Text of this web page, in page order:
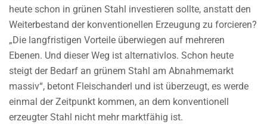
heute schon in grünen Stahl investieren sollte, anstatt den
Weiterbestand der konventionellen Erzeugung zu forcieren?
„Die langfristigen Vorteile überwiegen auf mehreren
Ebenen. Und dieser Weg ist alternativlos. Schon heute
steigt der Bedarf an grünem Stahl am Abnahmemarkt
massiv“, betont Fleischanderl und ist überzeugt, es werde
einmal der Zeitpunkt kommen, an dem konventionell
erzeugter Stahl nicht mehr marktfähig ist.